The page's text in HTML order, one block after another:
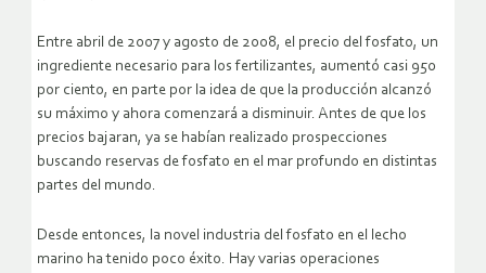
Entre abril de 2007 y agosto de 2008, el precio del fosfato, un
ingrediente necesario para los fertilizantes, aumentó casi 950
por ciento, en parte por la idea de que la producción alcanzó
su máximo y ahora comenzará a disminuir. Antes de que los
precios bajaran, ya se habían realizado prospecciones
buscando reservas de fosfato en el mar profundo en distintas
partes del mundo.
Desde entonces, la novel industria del fosfato en el lecho
marino ha tenido poco éxito. Hay varias operaciones